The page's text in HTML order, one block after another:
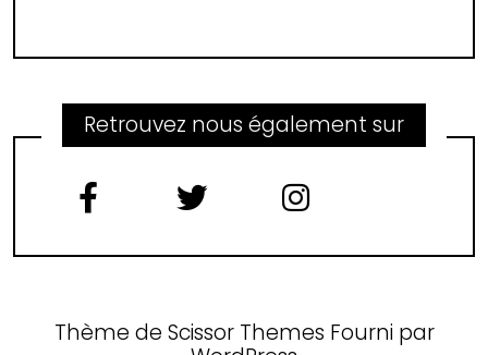
Retrouvez nous également sur
Thème de Scissor Themes Fourni par